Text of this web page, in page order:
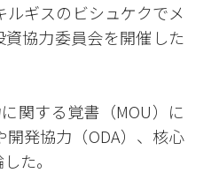
ギスのビシュケクでメ
協力委員会を開催した
関する覚書（MOU）に
発協力（ODA）、核心
た。